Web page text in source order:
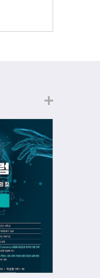
규모를 100
행 예정인 ⎾